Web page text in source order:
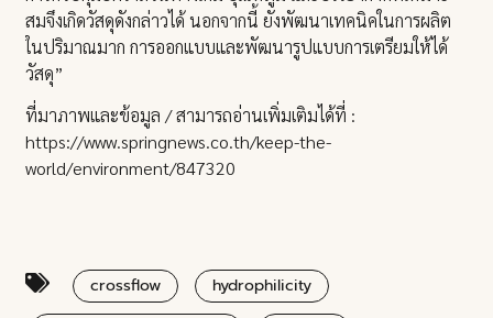
สมจึงเกิดวัสดุดังกล่าวได้ นอกจากนี้ ยังพัฒนาเทคนิคในการผลิต
ในปริมาณมาก การออกแบบและพัฒนารูปแบบการเตรียมให้ได้
วัสดุ”
ที่มาภาพและข้อมูล / สามารถอ่านเพิ่มเติมได้ที่ :
https://www.springnews.co.th/keep-the-
world/environment/847320
crossflow
hydrophilicity